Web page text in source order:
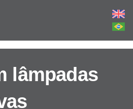
lâmpadas